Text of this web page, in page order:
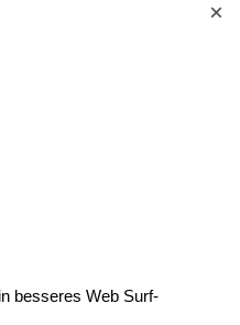
/
besseres Web Surf-